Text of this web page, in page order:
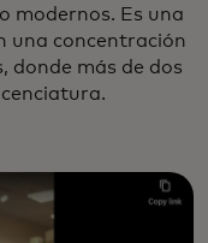
modernos. Es una
una concentración
donde más de dos